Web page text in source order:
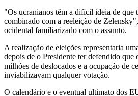
"Os ucranianos têm a difícil ideia de que
combinado com a reeleição de
ocidental familiarizado com o assunto.
A realização de eleições representaria
depois de o Presidente ter defendido que
milhões de deslocados e a ocupação de
inviabilizavam qualquer votação.
O calendário e o eventual ultimato dos